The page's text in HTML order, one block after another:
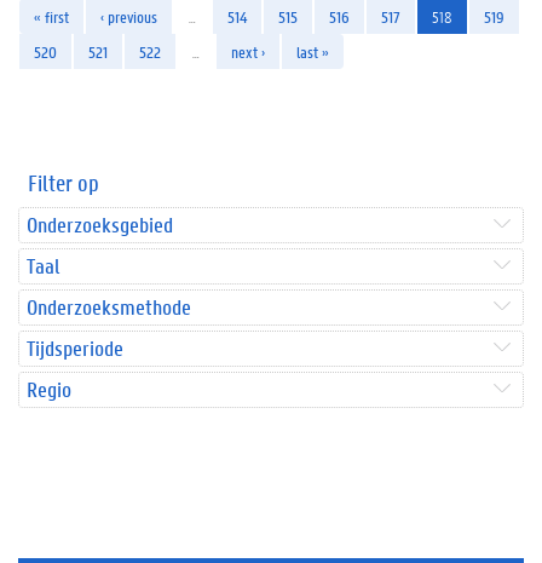
« first ‹ previous 514 515 516 517 518
519
520
521 522 next › last »
Filter op
Onderzoeksgebied
Taal
Onderzoeksmethode
Tijdsperiode
Regio